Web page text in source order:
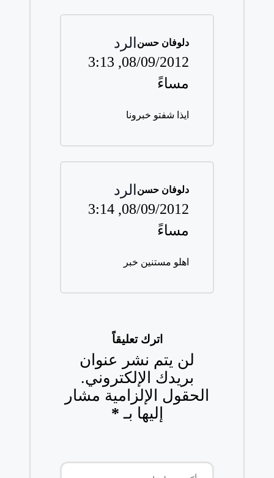
دلوفان حسن الرد
08/09/2012,
3:13
مساءً
ايذا شفتو خبرونا
دلوفان حسن الرد
08/09/2012,
3:14
مساءً
اهلو مستنين خبر
اترك تعليقاً
لن يتم نشر عنوان
بريدك الإلكتروني.
الحقول الإلزامية مشار
إليها بـ *